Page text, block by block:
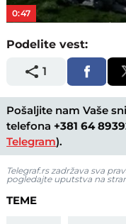
0:47
Podelite vest:
1
Pošaljite nam Vaše
telefona +381 64
Telegram).
Telegraf.rs zadržava sva
pogledajte uputstva na
TEME